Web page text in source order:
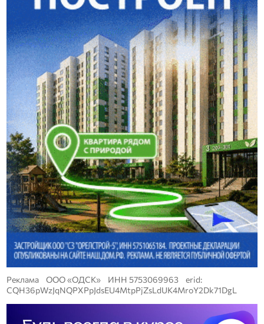
Реклама ООО «ОДСК» ИНН 5753069963 erid:
CQH36pWzJqNQPXPpJdsEU4MtpPjZsLdUK4MroY2Dk71DgL